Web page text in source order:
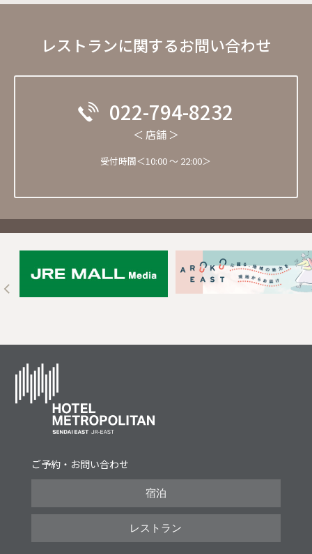
レストランに関するお問い合わせ
022-794-8232
＜ 店舗 ＞
受付時間＜10:00 ～ 22:00＞
ご予約・お問い合わせ
宿泊
レストラン